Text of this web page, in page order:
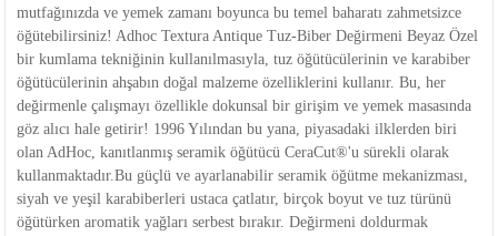
mutfağınızda ve yemek zamanı boyunca bu temel baharatı zahmetsizce
öğütebilirsiniz! Adhoc Textura Antique Tuz-Biber Değirmeni Beyaz Özel
bir kumlama tekniğinin kullanılmasıyla, tuz öğütücülerinin ve karabiber
öğütücülerinin ahşabın doğal malzeme özelliklerini kullanır. Bu, her
değirmenle çalışmayı özellikle dokunsal bir girişim ve yemek masasında
göz alıcı hale getirir! 1996 Yılından bu yana, piyasadaki ilklerden biri
olan AdHoc, kanıtlanmış seramik öğütücü CeraCut®'u sürekli olarak
kullanmaktadır.Bu güçlü ve ayarlanabilir seramik öğütme mekanizması,
siyah ve yeşil karabiberleri ustaca çatlatır, birçok boyut ve tuz türünü
öğütürken aromatik yağları serbest bırakır. Değirmeni doldurmak